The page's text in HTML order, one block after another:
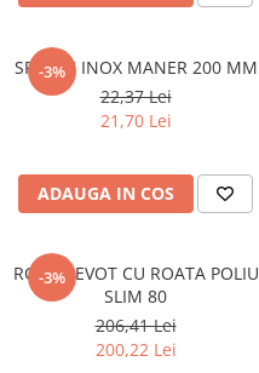
-3%
SPACLU INOX MANER 200 MM
22,37 Lei
21,70 Lei
ADAUGA IN COS
-3%
ROABA EVOT CU ROATA POLIU
SLIM 80
206,41 Lei
200,22 Lei